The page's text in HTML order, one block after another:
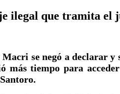
ilegal que tramita el
se negó a declarar y
tiempo para